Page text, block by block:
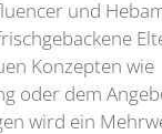
und
Konzepten wie
oder dem
wird ein